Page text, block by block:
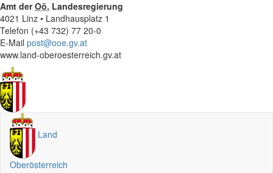
Amt derOö. Landesregierung
4021 Linz • Landhausplatz 1
Telefon (+43 732) 77 20-0
E-Mail post@ooe.gv.at
www.land-oberoesterreich.gv.at
Land
Oberösterreich